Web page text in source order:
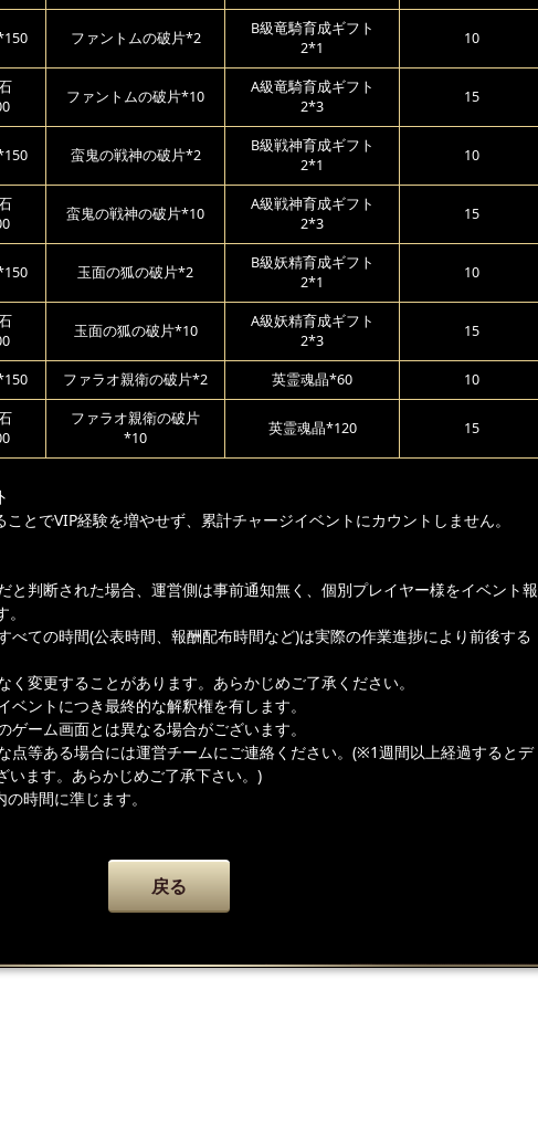
ファントムの破片*2
B級竜騎育成ギフト
2*1
10
ファントムの破片*10
A級竜騎育成ギフト
2*3
15
蛮鬼の戦神の破片*2
B級戦神育成ギフト
2*1
10
蛮鬼の戦神の破片*10
A級戦神育成ギフト
2*3
15
玉面の狐の破片*2
B級妖精育成ギフト
2*1
10
玉面の狐の破片*10
A級妖精育成ギフト
2*3
15
ファラオ親衛の破片*2 英霊魂晶*60 10
ファラオ親衛の破片
*10
英霊魂晶*120 15
とでVIP経験を増やせず、累計チャージイベントにカウントしません。
判断された場合、運営側は事前通知無く、個別プレイヤー様をイベント報
ての時間(公表時間、報酬配布時間など)は実際の作業進捗により前後する
変更することがあります。あらかじめご了承ください。
ントにつき最終的な解釈権を有します。
ーム画面とは異なる場合がございます。
点等ある場合には運営チームにご連絡ください。(※1週間以上経過するとデ
います。あらかじめご了承下さい。)
時間に準じます。
戻る